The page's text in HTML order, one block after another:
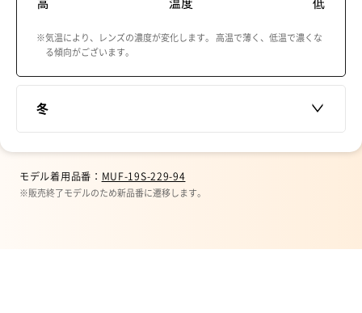
※気温により、レンズの濃度が変化します。 高温で薄く、低温で濃くな
る傾向がございます。
冬
モデル着用品番： MUF-19S-229-94
※販売終了モデルのため新品番に遷移します。